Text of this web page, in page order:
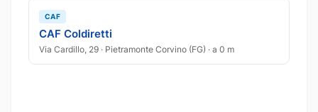
CAF
CAF Coldiretti
Via Cardillo, 29 · Pietramonte Corvino (FG) · a 0 m